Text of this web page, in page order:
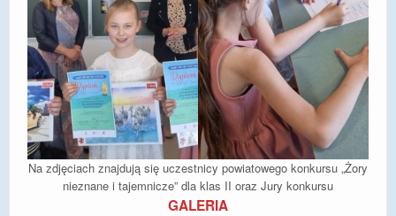
Na zdjęciach znajdują się uczestnicy powiatowego konkursu „Żory
nieznane i tajemnicze” dla klas II oraz Jury konkursu
GALERIA